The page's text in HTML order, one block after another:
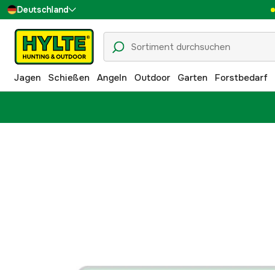
Deutschland
Sverige
Danmark
Suomi
Jagen Schießen Angeln Outdoor Garten Forstbedarf